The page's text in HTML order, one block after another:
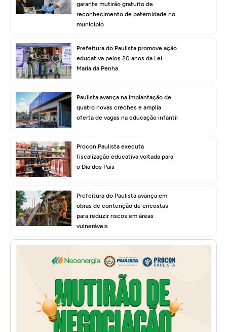
garante mutirão gratuito de
reconhecimento de paternidade no
município
Prefeitura do Paulista promove ação
educativa pelos 20 anos da Lei
Maria da Penha
Paulista avança na implantação de
quatro novas creches e amplia
oferta de vagas na educação infantil
Procon Paulista executa
fiscalização educativa voltada para
o Dia dos Pais
Prefeitura do Paulista avança em
obras de contenção de encostas
para reduzir riscos em áreas
vulneráveis